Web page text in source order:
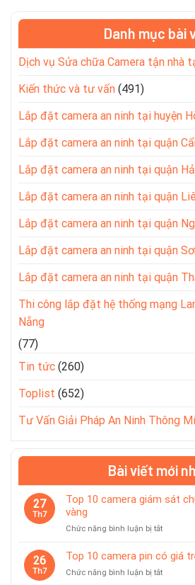
Danh mục bài
Dịch vụ Sửa chữa Camera tận nhà
Kiến thức và tư vấn (491)
Lắp đặt camera an ninh tại huyện
Lắp đặt camera an ninh tại quận
Lắp đặt camera an ninh tại quận
Lắp đặt camera an ninh tại quận
Lắp đặt camera an ninh tại quận
Lắp đặt camera an ninh tại quận
Lắp đặt camera an ninh tại quận
Thi công lắp đặt hệ thống mạng
Nẵng
(77)
Tin tức (260)
Toplist (652)
Tư Vấn Giải Pháp An Ninh Thông
Bài viết mới
27
Th7
Top 10 camera giám sát
vàng
Chức năng bình luận bị tắtở
10
camera
giám
26
Th7
Top 10 camera pin có giá
Chức năng bình luận bị tắtở